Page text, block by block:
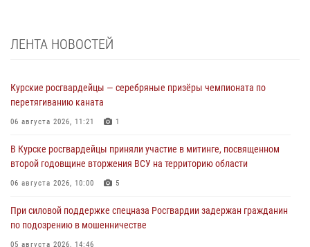
ЛЕНТА НОВОСТЕЙ
Курские росгвардейцы — серебряные призёры чемпионата по
перетягиванию каната
06 августа 2026, 11:21 1
В Курске росгвардейцы приняли участие в митинге, посвященном
второй годовщине вторжения ВСУ на территорию области
06 августа 2026, 10:00 5
При силовой поддержке спецназа Росгвардии задержан гражданин
по подозрению в мошенничестве
05 августа 2026, 14:46